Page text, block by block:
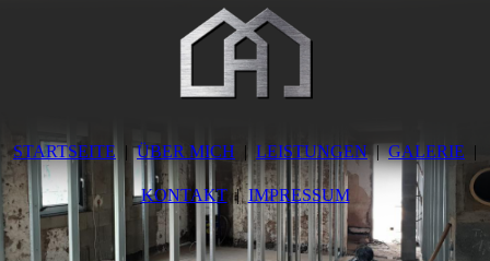
STARTSEITE ÜBER MICH LEISTUNGEN GALERIE
KONTAKT IMPRESSUM